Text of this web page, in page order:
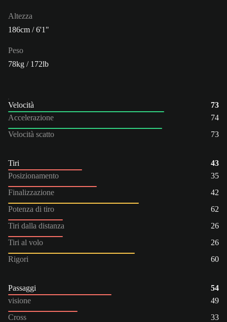
Altezza
186cm / 6'1"
Peso
78kg / 172lb
Velocità
73
Accelerazione
74
Velocità scatto
73
Tiri
43
Posizionamento
35
Finalizzazione
42
Potenza di tiro
62
Tiri dalla distanza
26
Tiri al volo
26
Rigori
60
Passaggi
54
visione
49
Cross
33